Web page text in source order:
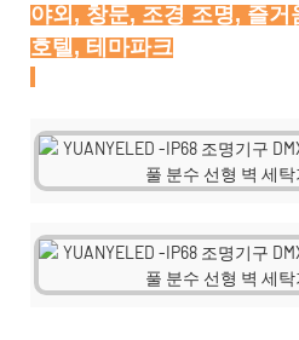
야외, 창문, 조경 조명, 즐